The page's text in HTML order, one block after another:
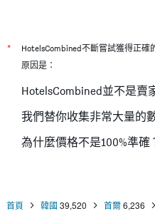
東大門伍吉儒庫帕住宿公寓式
明洞stay B飯店
中央明洞空中公園酒店
首爾明洞索拉利亞西鐵酒店 -
麻浦新羅舒泰酒店
* HotelsCombined不斷嘗試獲得正確
原因是：
HotelsCombined並不是賣
我們替你收集非常大量的
為什麼價格不是100%準確
首頁 韓國 39,520 首爾6,236